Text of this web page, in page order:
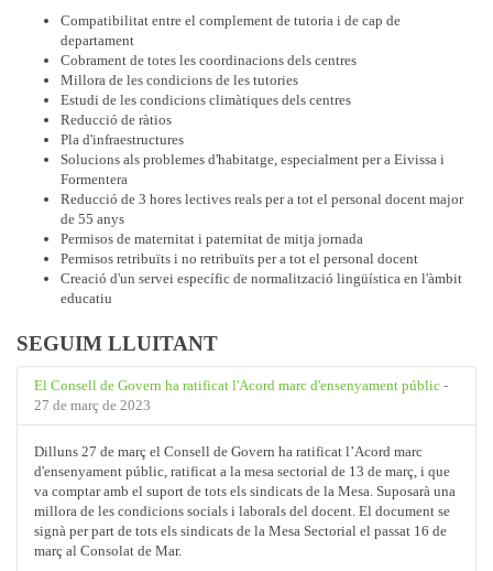
Compatibilitat entre el complement de tutoria i de cap de
departament
Cobrament de totes les coordinacions dels centres
Millora de les condicions de les tutories
Estudi de les condicions climàtiques dels centres
Reducció de ràtios
Pla d'infraestructures
Solucions als problemes d'habitatge, especialment per a Eivissa i
Formentera
Reducció de 3 hores lectives reals per a tot el personal docent major
de 55 anys
Permisos de maternitat i paternitat de mitja jornada
Permisos retribuïts i no retribuïts per a tot el personal docent
Creació d'un servei específic de normalització lingüística en l'àmbit
educatiu
SEGUIM LLUITANT
El Consell de Govern ha ratificat l'Acord marc d'ensenyament públic -
27 de març de 2023
Dilluns 27 de març el Consell de Govern ha ratificat l’Acord marc
d'ensenyament públic, ratificat a la mesa sectorial de 13 de març, i que
va comptar amb el suport de tots els sindicats de la Mesa. Suposarà una
millora de les condicions socials i laborals del docent. El document se
signà per part de tots els sindicats de la Mesa Sectorial el passat 16 de
març al Consolat de Mar.